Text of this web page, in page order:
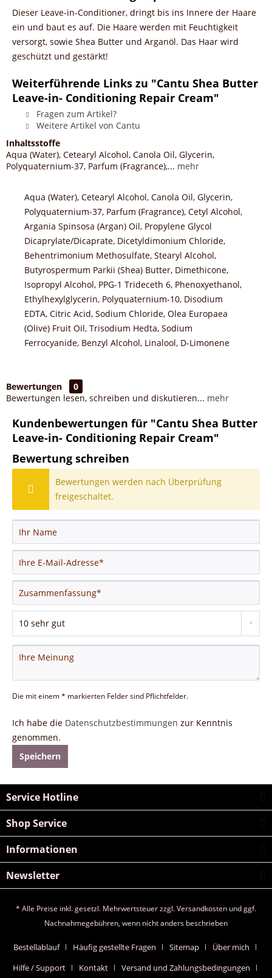
Dieser Leave-in-Conditioner, dringt bis ins Innere der Haare
ein und baut es auf. Die Haare werden mit Feuchtigkeit
versorgt, sowie Shea Butter und Arganöl. Das Haar wird
geschützt und gestärkt!
Weiterführende Links zu "Cantu Shea Butter
Leave-in- Conditioning Repair Cream"
Fragen zum Artikel?
Weitere Artikel von Cantu
Inhaltsstoffe
Aqua (Water), Cetearyl Alcohol, Canola Oil, Glycerin,
Polyquaternium-37, Parfum (Fragrance),... mehr
Aqua (Water), Cetearyl Alcohol, Canola Oil, Glycerin,
Polyquaternium-37, Parfum (Fragrance), Cetyl Alcohol,
Argania Spinsosa (Argan) Oil, Propylene Glycol
Dicaprylate/Dicaprate, Dicetyldimonium Chloride,
Behentrimonium Methosulfate, Stearyl Alcohol,
Butyrospermum Parkii (Shea) Butter, Dimethicone,
Isopropyl Alcohol, PPG-1 Trideceth 6, Phenoxyethanol,
Ethylhexylglycerin, Polyquaternium-10, Disodium
EDTA, Citric Acid, Sodium Chloride, Olea Europaea
(Olive) Fruit Oil, Trisodium Hedta, Sodium
Ferrocyanide, Benzyl Alcohol, Linalool, D-Limonene
Bewertungen
0
Bewertungen lesen, schreiben und diskutieren... mehr
Kundenbewertungen für "Cantu Shea Butter
Leave-in- Conditioning Repair Cream"
Bewertung schreiben
Bewertungen werden nach Überprüfung
freigeschaltet.
Die mit einem * markierten Felder sind Pflichtfelder.
Ich habe die Datenschutzbestimmungen zur Kenntnis
genommen.
Speichern
Service Hotline
Shop Service
Informationen
Newsletter
* Alle Preise inkl. gesetzl. Mehrwertsteuer zzgl.Versandkosten und ggf.
Nachnahmegebühren, wenn nicht anders beschrieben
Bestellablauf Häufig gestellte Fragen Sitemap
Über mich
Hilfe / Support
Kontakt Versand und Zahlungsbedingungen